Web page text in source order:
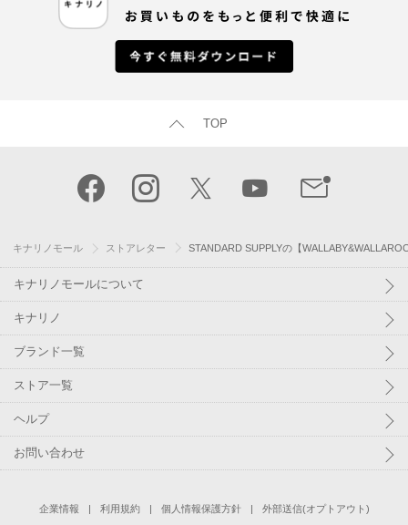
TOP
キナリノモール ストアレター STANDARD SUPPLYの【
キナリノモールについて
キナリノ
ブランド一覧
ストア一覧
ヘルプ
お問い合わせ
企業情報 利用規約 個人情報保護方針 外部送信(オプトアウト)